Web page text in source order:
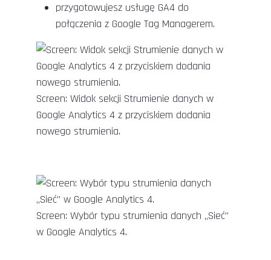
przygotowujesz usługę GA4 do
połączenia z Google Tag Managerem.
Screen: Widok sekcji Strumienie danych w
Google Analytics 4 z przyciskiem dodania
nowego strumienia.
Screen: Wybór typu strumienia danych „Sieć”
w Google Analytics 4.